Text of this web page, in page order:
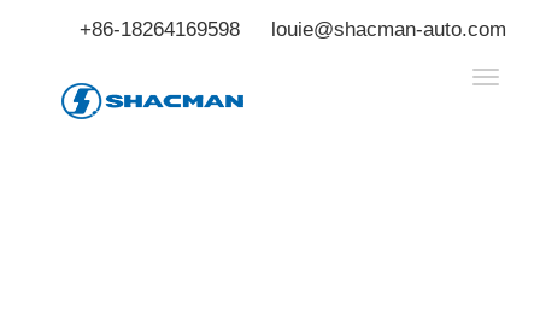
+86-18264169598 louie@shacman-auto.com